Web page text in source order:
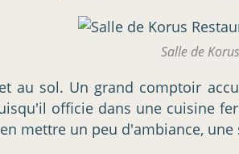
Salle de Korus
au sol. Un grand comptoir
officie dans une cuisine
mettre un peu d'ambiance,